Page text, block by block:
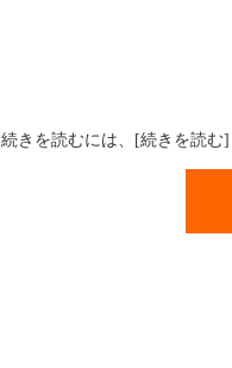
続きを読むには、[続きを読む